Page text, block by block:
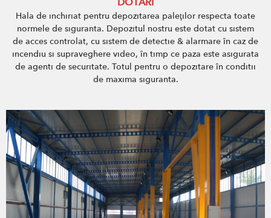
Hala de inchiriat pentru depozitarea paleţilor respecta toate
normele de siguranta. Depozitul nostru este dotat cu sistem
de acces controlat, cu sistem de detectie & alarmare în caz de
incendiu si supraveghere video, în timp ce paza este asigurata
de agenti de securitate. Totul pentru o depozitare în conditii
de maxima siguranta.